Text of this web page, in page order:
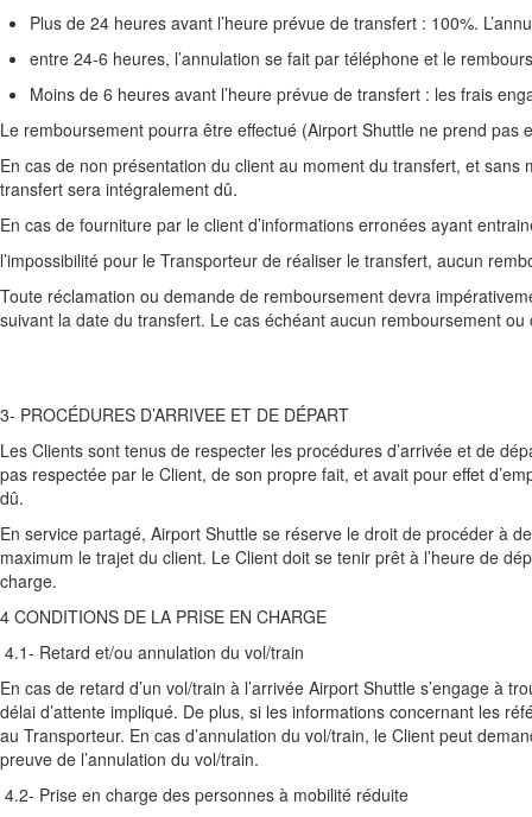
Plus de 24 heures avant l’heure prévue de transfert : 100%.
entre 24-6 heures, l’annulation se fait par téléphone et le
Moins de 6 heures avant l’heure prévue de transfert : les frais
Le remboursement pourra être effectué (Airport Shuttle ne prend pas
En cas de non présentation du client au moment du transfert, et
transfert sera intégralement dû.
En cas de fourniture par le client d’informations erronées ayant
l’impossibilité pour le Transporteur de réaliser le transfert, aucun
Toute réclamation ou demande de remboursement devra
suivant la date du transfert. Le cas échéant aucun remboursement
3- PROCÉDURES D’ARRIVEE ET DE DÉPART
Les Clients sont tenus de respecter les procédures d’arrivée et de
pas respectée par le Client, de son propre fait, et avait pour effet
dû.
En service partagé, Airport Shuttle se réserve le droit de procéder à
maximum le trajet du client. Le Client doit se tenir prêt à l’heure de
charge.
4 CONDITIONS DE LA PRISE EN CHARGE
4.1- Retard et/ou annulation du vol/train
En cas de retard d’un vol/train à l’arrivée Airport Shuttle s’engage à
délai d’attente impliqué. De plus, si les informations concernant les
au Transporteur. En cas d’annulation du vol/train, le Client peut
preuve de l’annulation du vol/train.
4.2- Prise en charge des personnes à mobilité réduite